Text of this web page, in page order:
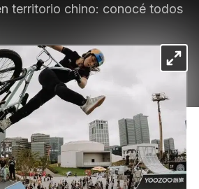
territorio chino: conocé todos